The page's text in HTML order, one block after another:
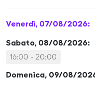
Venerdì, 07/08/2026:
Sabato, 08/08/2026:
16:00 - 20:00
Domenica, 09/08/